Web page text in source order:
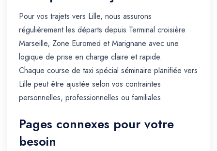
Pour vos trajets vers Lille, nous assurons
régulièrement les départs depuis Terminal croisière
Marseille, Zone Euromed et Marignane avec une
logique de prise en charge claire et rapide.
Chaque course de taxi spécial séminaire planifiée vers
Lille peut être ajustée selon vos contraintes
personnelles, professionnelles ou familiales.
Pages connexes pour votre
besoin